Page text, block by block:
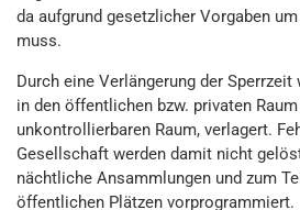
da aufgrund gesetzlicher Vorgaben
muss.
Durch eine Verlängerung der
in den öffentlichen bzw. privaten
unkontrollierbaren Raum, verlagert.
Gesellschaft werden damit nicht
nächtliche Ansammlungen und zum
öffentlichen Plätzen vorprogrammiert.